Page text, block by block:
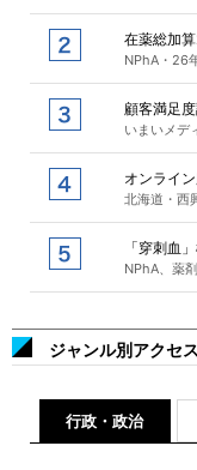
在薬総加
NPhA・26
顧客満足
いまいメデ
オンライ
北海道・西
「穿刺血
NPhA、薬
ジャンル別アクセ
行政・政治